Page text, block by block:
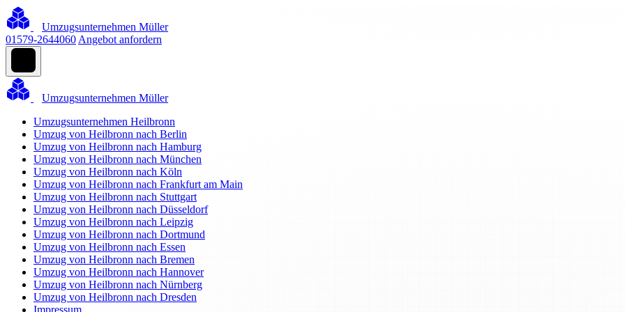
Umzugsunternehmen Müller
01579-2644060 Angebot anfordern
Umzugsunternehmen Müller
Umzugsunternehmen Heilbronn
Umzug von Heilbronn nach Berlin
Umzug von Heilbronn nach Hamburg
Umzug von Heilbronn nach München
Umzug von Heilbronn nach Köln
Umzug von Heilbronn nach Frankfurt am Main
Umzug von Heilbronn nach Stuttgart
Umzug von Heilbronn nach Düsseldorf
Umzug von Heilbronn nach Leipzig
Umzug von Heilbronn nach Dortmund
Umzug von Heilbronn nach Essen
Umzug von Heilbronn nach Bremen
Umzug von Heilbronn nach Hannover
Umzug von Heilbronn nach Nürnberg
Umzug von Heilbronn nach Dresden
Impressum